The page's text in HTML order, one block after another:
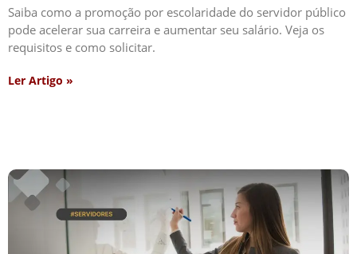
Saiba como a promoção por escolaridade do servidor público
pode acelerar sua carreira e aumentar seu salário. Veja os
requisitos e como solicitar.
Ler Artigo »